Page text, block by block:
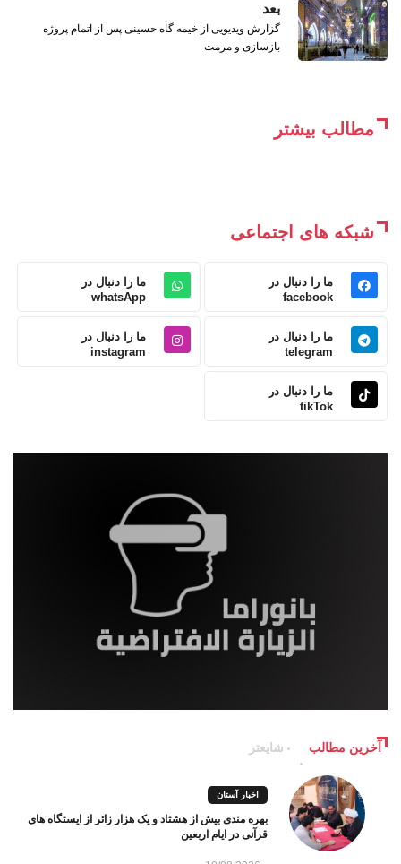
بعد
گزارش ویدیویی از خیمه گاه حسینی پس از اتمام پروژه
بازسازی و مرمت
مطالب بیشتر
شبکه های اجتماعی
ما را دنبال در
facebook
ما را دنبال در
whatsApp
ما را دنبال در
telegram
ما را دنبال در
instagram
ما را دنبال در
tikTok
آخرین مطالب شایعتر
اخبار آستان
بهره مندی بیش از هشتاد و یک هزار زائر از ایستگاه های
قرآنی در ایام اربعین